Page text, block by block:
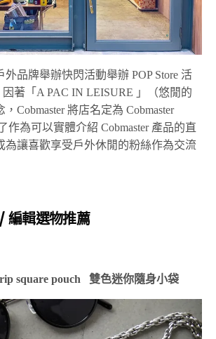
外品牌舉辦快閃活動舉辦 POP Store 活
因著「A PAC IN LEISURE 」（悠閒的
， Cobmaster 將店名定為Cobmaster
作為可以實體介紹Cobmaster 產品的直
為讓喜歡享受戶外休閒的粉絲作為交流
輯選物推薦
square pouch 雙色迷你隨身小袋